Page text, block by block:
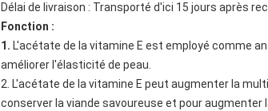
Délai de livraison : Transporté d'ici 15 jours après
Fonction :
1. L'acétate de la vitamine E est employé comme
améliorer l'élasticité de peau.
2. L'acétate de la vitamine E peut augmenter la
conserver la viande savoureuse et pour augmenter